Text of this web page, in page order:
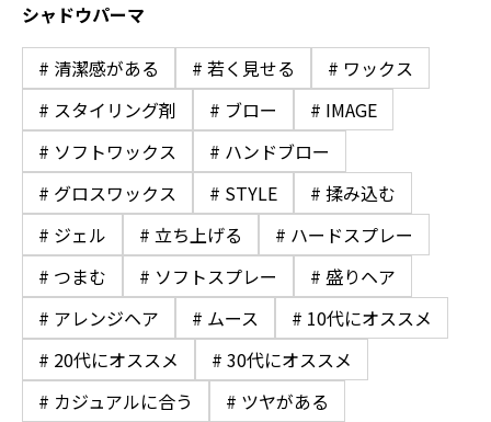
シャドウパーマ
# 清潔感がある # 若く見せる
# ワックス
# スタイリング剤
# ブロー
# IMAGE
# ソフトワックス
# ハンドブロー
# グロスワックス
# STYLE
# 揉み込む
# ジェル
# 立ち上げる
# ハードスプレー
# つまむ
# ソフトスプレー
# 盛りヘア
# アレンジヘア
# ムース
# 10代にオススメ
# 20代にオススメ
# 30代にオススメ
# カジュアルに合う
# ツヤがある